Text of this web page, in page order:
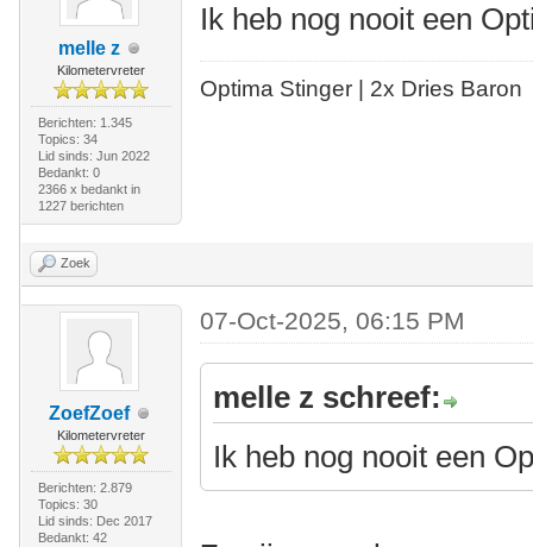
melle z
Kilometervreter
Berichten: 1.345
Topics: 34
Lid sinds: Jun 2022
Bedankt: 0
2366 x bedankt in
1227 berichten
Ik heb nog nooit een
Optima Stinger | 2x Dries Baron
Zoek
ZoefZoef
Kilometervreter
Berichten: 2.879
Topics: 30
Lid sinds: Dec 2017
Bedankt: 42
07-Oct-2025, 06:15 PM
melle z schreef:
Ik heb nog nooit een